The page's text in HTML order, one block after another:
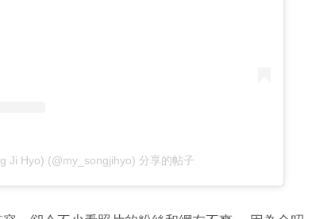
Ji Hyo) (@my_songjihyo) 分享的帖子